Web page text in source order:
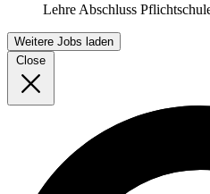
Lehre Abschluss
Weitere Jobs laden
Close